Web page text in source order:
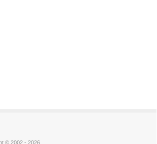
© 2002 - 2026.